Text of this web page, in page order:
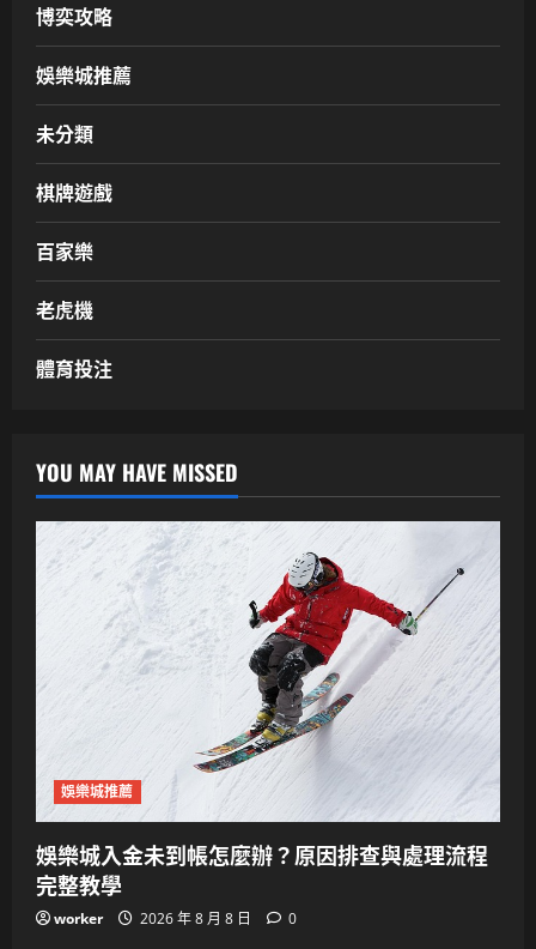
博奕攻略
娛樂城推薦
未分類
棋牌遊戲
百家樂
老虎機
體育投注
YOU MAY HAVE MISSED
娛樂城推薦
娛樂城入金未到帳怎麼辦？原因排查與處理流程
完整教學
worker 2026 年 8 月 8 日 0